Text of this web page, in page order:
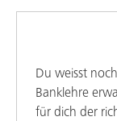
Du weisst
Banklehre
für dich der